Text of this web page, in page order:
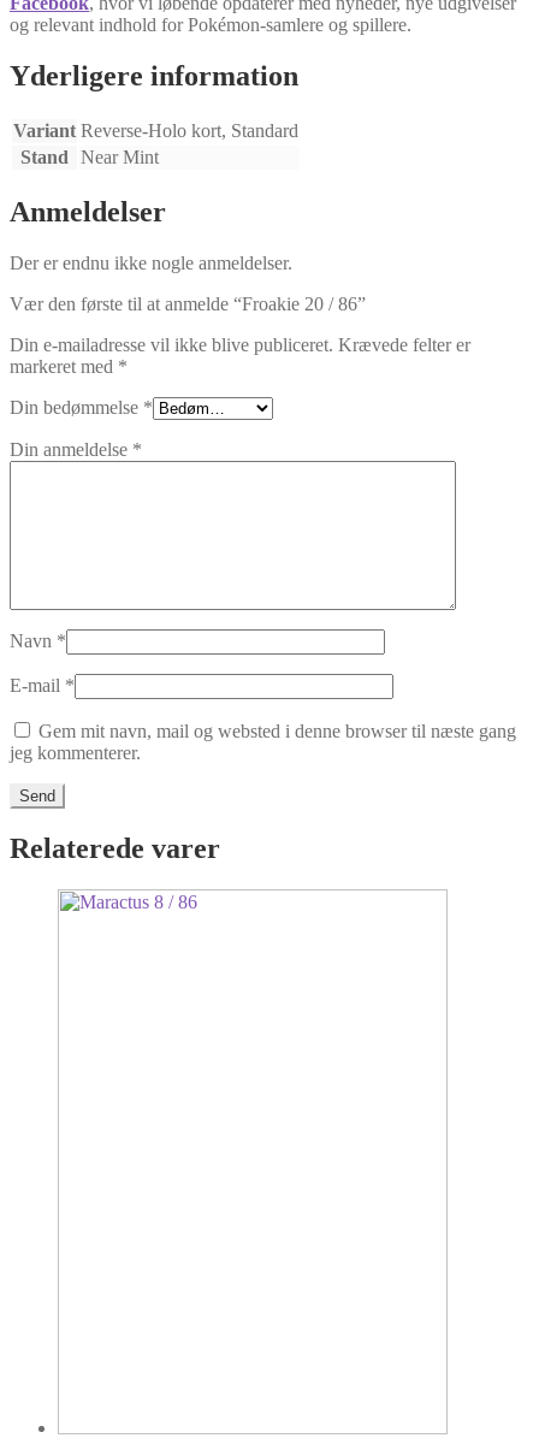
og relevant indhold for Pokémon-samlere og spillere.
Yderligere information
Variant Reverse-Holo kort, Standard
Stand
Near Mint
Anmeldelser
Der er endnu ikke nogle anmeldelser.
Vær den første til at anmelde “Froakie 20 / 86”
Din e-mailadresse vil ikke blive publiceret. Krævede felter er
markeret med *
Din bedømmelse *
Din anmeldelse *
Navn *
E-mail *
Gem mit navn, mail og websted i denne browser til næste gang
jeg kommenterer.
Relaterede varer